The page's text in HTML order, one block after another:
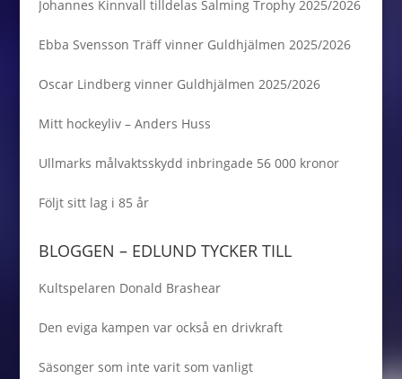
Johannes Kinnvall tilldelas Salming Trophy 2025/2026
Ebba Svensson Träff vinner Guldhjälmen 2025/2026
Oscar Lindberg vinner Guldhjälmen 2025/2026
Mitt hockeyliv – Anders Huss
Ullmarks målvaktsskydd inbringade 56 000 kronor
Följt sitt lag i 85 år
BLOGGEN – EDLUND TYCKER TILL
Kultspelaren Donald Brashear
Den eviga kampen var också en drivkraft
Säsonger som inte varit som vanligt